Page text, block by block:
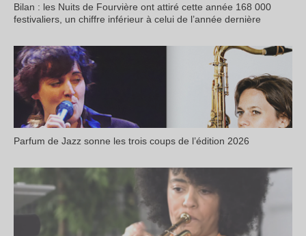
Bilan : les Nuits de Fourvière ont attiré cette année 168 000
festivaliers, un chiffre inférieur à celui de l’année dernière
Parfum de Jazz sonne les trois coups de l’édition 2026